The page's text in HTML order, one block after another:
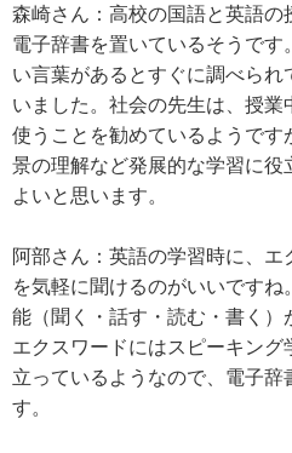
森崎さん：高校の国語と英語の
電子辞書を置いているそうで
い言葉があるとすぐに調べられ
いました。社会の先生は、授
使うことを勧めているようで
景の理解など発展的な学習に役
よいと思います。
阿部さん：英語の学習時に、
を気軽に聞けるのがいいです
能（聞く・話す・読む・書く）
エクスワードにはスピーキン
立っているようなので、電子辞
す。